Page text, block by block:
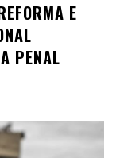
E
PENAL